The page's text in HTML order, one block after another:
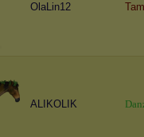
OlaLin12
ALIKOLIK Dan